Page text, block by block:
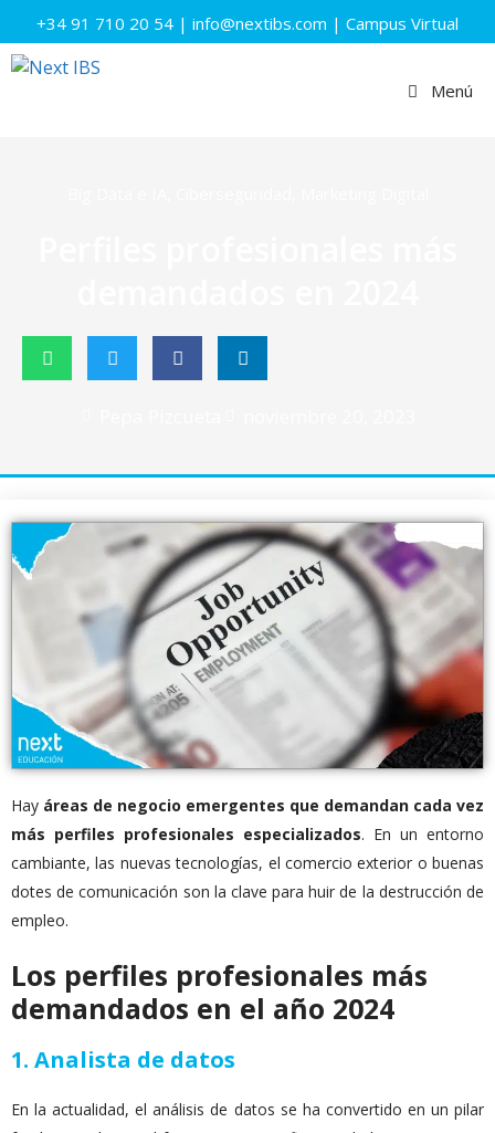
+34 91 710 20 54 | info@nextibs.com | Campus Virtual
Menú
Hay áreas de negocio emergentes que demandan cada vez
más perfiles profesionales especializados. En un entorno
cambiante, las nuevas tecnologías, el comercio exterior o buenas
dotes de comunicación son la clave para huir de la destrucción de
empleo.
Los perfiles profesionales más
demandados en el año 2024
1. Analista de datos
En la actualidad, el análisis de datos se ha convertido en un pilar